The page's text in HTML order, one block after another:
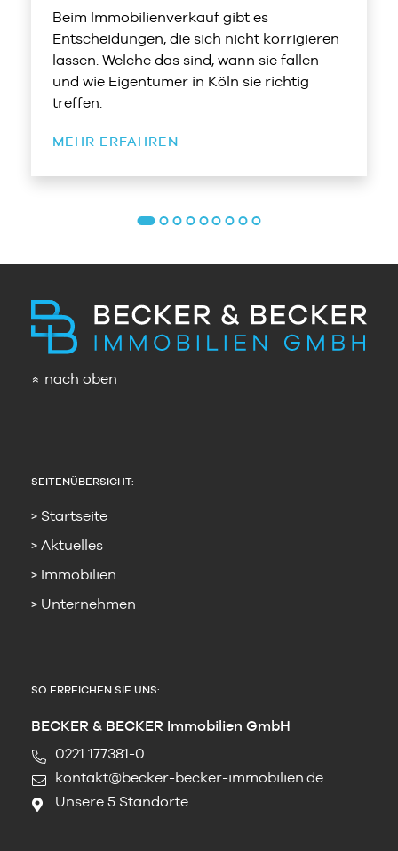
Beim Immobilienverkauf gibt es
Entscheidungen, die sich nicht korrigieren
lassen. Welche das sind, wann sie fallen
und wie Eigentümer in Köln sie richtig
treffen.
MEHR ERFAHREN
» nach oben
SEITENÜBERSICHT:
Startseite
Aktuelles
Immobilien
Unternehmen
SO ERREICHEN SIE UNS:
BECKER & BECKER Immobilien GmbH
0221 177381-0
kontakt@becker-becker-immobilien.de
Unsere 5 Standorte